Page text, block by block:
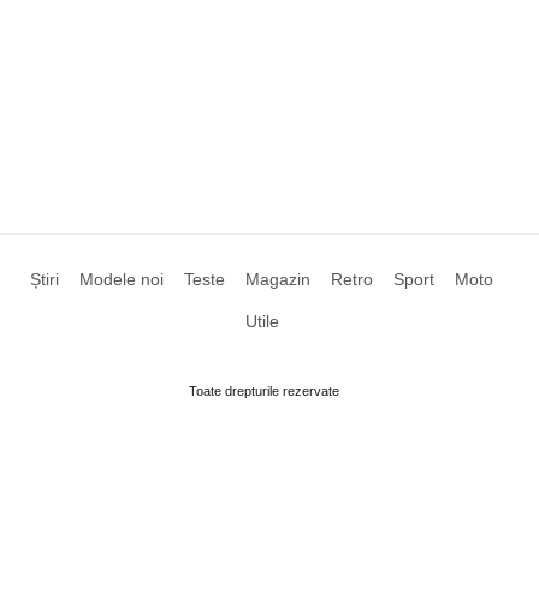
Știri Modele noi Teste Magazin Retro Sport Moto
Utile
Toate drepturile rezervate